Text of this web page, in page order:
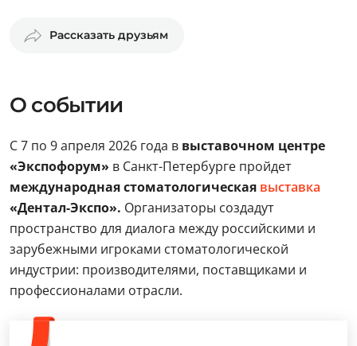
Рассказать друзьям
О событии
С 7 по 9 апреля 2026 года в выставочном центре
«Экспофорум» в Санкт-Петербурге пройдет
международная стоматологическая выставка
«Дентал-Экспо». Организаторы создадут
пространство для диалога между российскими и
зарубежными игроками стоматологической
индустрии: производителями, поставщиками и
профессионалами отрасли.